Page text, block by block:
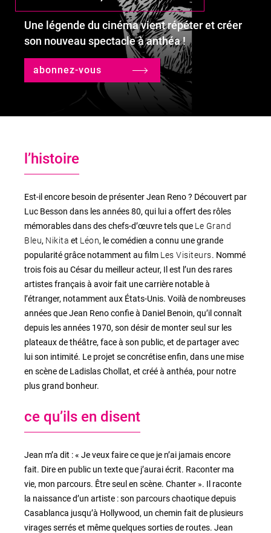
le lieu
l'équipe
partenaires et mécènes
Une légende du cinéma vient répéter et créer
son nouveau spectacle à anthéa !
abonnez-vous
l’histoire
Est-il encore besoin de présenter Jean Reno ? Découvert par
Luc Besson dans les années 80, qui lui a offert des rôles
mémorables dans des chefs-d’œuvre tels que Le Grand
Bleu, Nikita et Léon, le comédien a connu une grande
popularité grâce notamment au film Les Visiteurs. Nommé
trois fois au César du meilleur acteur, Il est l’un des rares
artistes français à avoir fait une carrière notable à
l’étranger, notamment aux États-Unis. Voilà de nombreuses
années que Jean Reno confie à Daniel Benoin, qu’il connaît
depuis les années 1970, son désir de monter seul sur les
plateaux de théâtre, face à son public, et de partager avec
lui son intimité. Le projet se concrétise enfin, dans une mise
en scène de Ladislas Chollat, et créé à anthéa, pour notre
plus grand bonheur.
ce qu’ils en disent
Jean m’a dit : « Je veux faire ce que je n’ai jamais encore
fait. Dire en public un texte que j’aurai écrit. Raconter ma
vie, mon parcours. Être seul en scène. Chanter ». Il raconte
la naissance d’un artiste : son parcours chaotique depuis
Casablanca jusqu’à Hollywood, un chemin fait de plusieurs
virages serrés et même quelques sorties de routes. Jean